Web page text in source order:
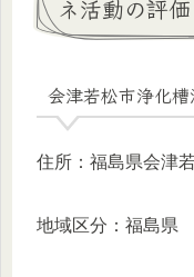
ネ活動の評価
会津若松市浄化
住所：福島県会津
地域区分：福島県